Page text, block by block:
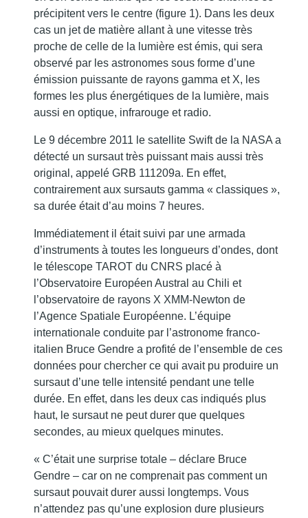
précipitent vers le centre (figure 1). Dans les deux
cas un jet de matière allant à une vitesse très
proche de celle de la lumière est émis, qui sera
observé par les astronomes sous forme d’une
émission puissante de rayons gamma et X, les
formes les plus énergétiques de la lumière, mais
aussi en optique, infrarouge et radio.
Le 9 décembre 2011 le satellite Swift de la NASA a
détecté un sursaut très puissant mais aussi très
original, appelé GRB 111209a. En effet,
contrairement aux sursauts gamma « classiques »,
sa durée était d’au moins 7 heures.
Immédiatement il était suivi par une armada
d’instruments à toutes les longueurs d’ondes, dont
le télescope TAROT du CNRS placé à
l’Observatoire Européen Austral au Chili et
l’observatoire de rayons X XMM-Newton de
l’Agence Spatiale Européenne. L’équipe
internationale conduite par l’astronome franco-
italien Bruce Gendre a profité de l’ensemble de ces
données pour chercher ce qui avait pu produire un
sursaut d’une telle intensité pendant une telle
durée. En effet, dans les deux cas indiqués plus
haut, le sursaut ne peut durer que quelques
secondes, au mieux quelques minutes.
« C’était une surprise totale – déclare Bruce
Gendre – car on ne comprenait pas comment un
sursaut pouvait durer aussi longtemps. Vous
n’attendez pas qu’une explosion dure plusieurs